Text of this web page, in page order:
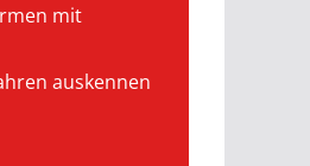
mit
auskennen